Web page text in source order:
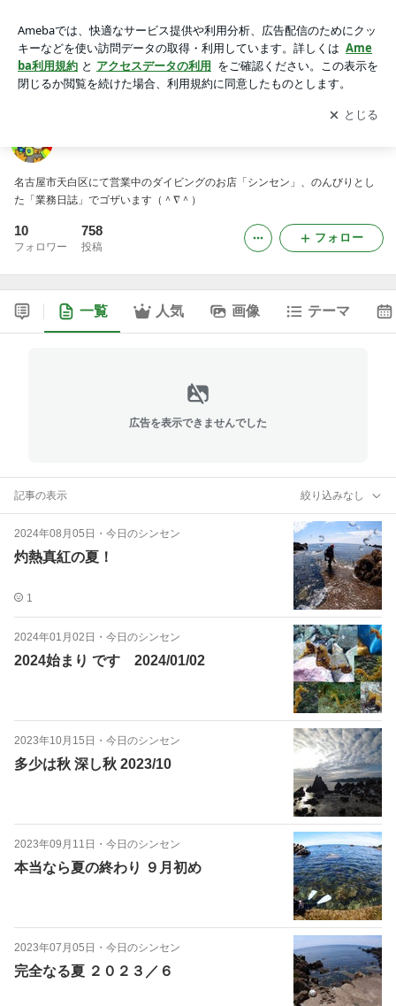
アプリをダウンロードして ブログの更新通知
を受け取りまし
ょう。
開く
名古屋市天白区にて営業中のダイビングのお店「シンセン」、のんびりとし
た「業務日誌」でゴザいます（＾∇＾）
10
フォロワー
758
投稿
フォロー
一覧 人気 画像 テーマ
広告を表示できませんでした
記事の表示 絞り込みなし
2024年08月05日 ・ 今日のシンセン
灼熱真紅の夏！
1
2024年01月02日 ・ 今日のシンセン
2024始まり です 2024/01/02
2023年10月15日 ・ 今日のシンセン
多少は秋 深し秋 2023/10
2023年09月11日 ・ 今日のシンセン
本当なら夏の終わり ９月初め
2023年07月05日 ・ 今日のシンセン
完全なる夏 ２０２３／６